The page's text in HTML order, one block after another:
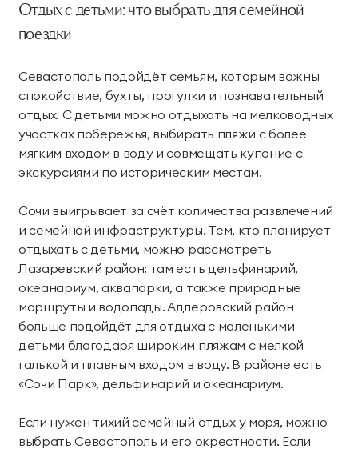
Отдых с детьми: что выбрать для семейной
поездки
Севастополь подойдёт семьям, которым важны
спокойствие, бухты, прогулки и познавательный
отдых. С детьми можно отдыхать на мелководных
участках побережья, выбирать пляжи с более
мягким входом в воду и совмещать купание с
экскурсиями по историческим местам.
Сочи выигрывает за счёт количества развлечений
и семейной инфраструктуры. Тем, кто планирует
отдыхать с детьми, можно рассмотреть
Лазаревский район: там есть дельфинарий,
океанариум, аквапарки, а также природные
маршруты и водопады. Адлеровский район
больше подойдёт для отдыха с маленькими
детьми благодаря широким пляжам с мелкой
галькой и плавным входом в воду. В районе есть
«Сочи Парк», дельфинарий и океанариум.
Если нужен тихий семейный отдых у моря, можно
выбрать Севастополь и его окрестности. Если